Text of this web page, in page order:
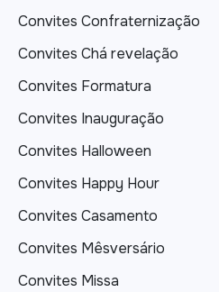
Convites Confraternização
Convites Chá revelação
Convites Formatura
Convites Inauguração
Convites Halloween
Convites Happy Hour
Convites Casamento
Convites Mêsversário
Convites Missa